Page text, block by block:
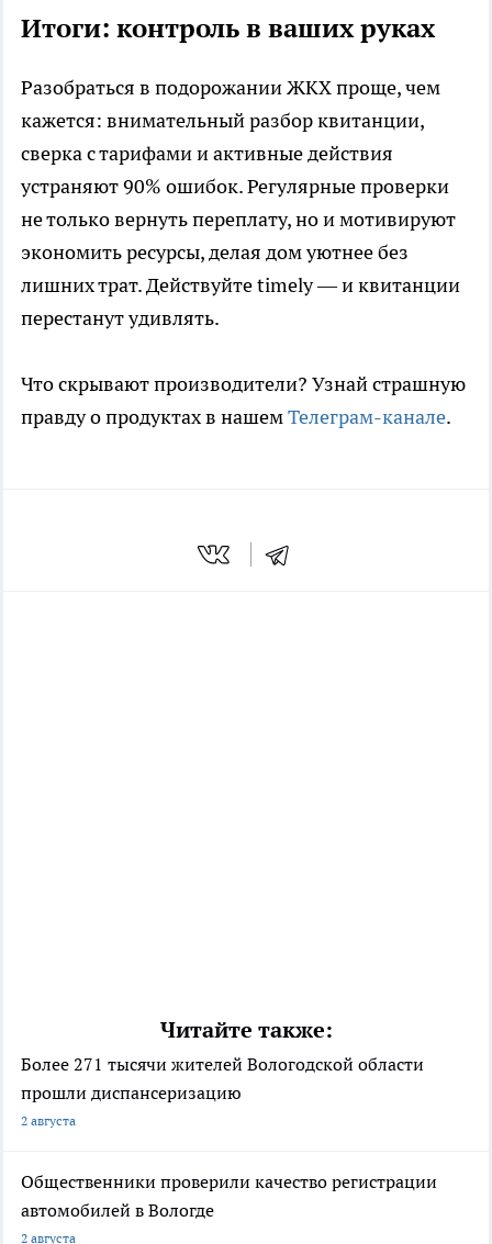
Итоги: контроль в ваших руках
Разобраться в подорожании ЖКХ проще, чем
кажется: внимательный разбор квитанции,
сверка с тарифами и активные действия
устраняют 90% ошибок. Регулярные проверки
не только вернуть переплату, но и мотивируют
экономить ресурсы, делая дом уютнее без
лишних трат. Действуйте timely — и квитанции
перестанут удивлять.
Что скрывают производители? Узнай страшную
правду о продуктах в нашемТелеграм-канале.
Читайте также:
Более 271 тысячи жителей Вологодской области
прошли диспансеризацию
2 августа
Общественники проверили качество регистрации
автомобилей в Вологде
2 августа